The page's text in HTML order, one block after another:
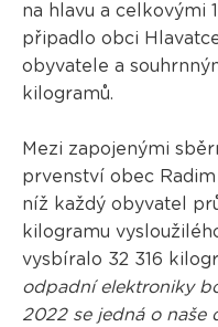
na hlavu a celkovými
připadlo obci
obyvatele a
kilogramů.
Mezi zapojenými
prvenství obec
níž každý obyvatel
kilogramu
vysbíralo 32 316
odpadní elektroniky
2022 se jedná o naše